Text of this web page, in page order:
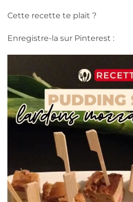
Cette recette te plait ?
Enregistre-la sur Pinterest :